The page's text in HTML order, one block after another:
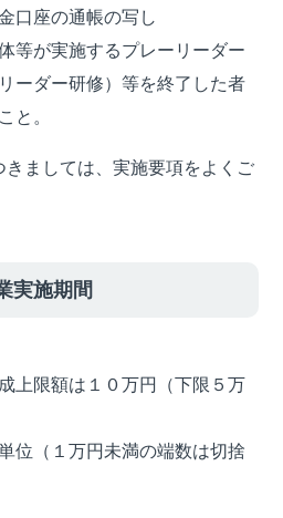
口座の通帳の写し
等が実施するプレーリーダー
ーダー研修）等を終了した者
と。
ましては、実施要項をよくご
実施期間
上限額は１０万円（下限５万
位（１万円未満の端数は切捨